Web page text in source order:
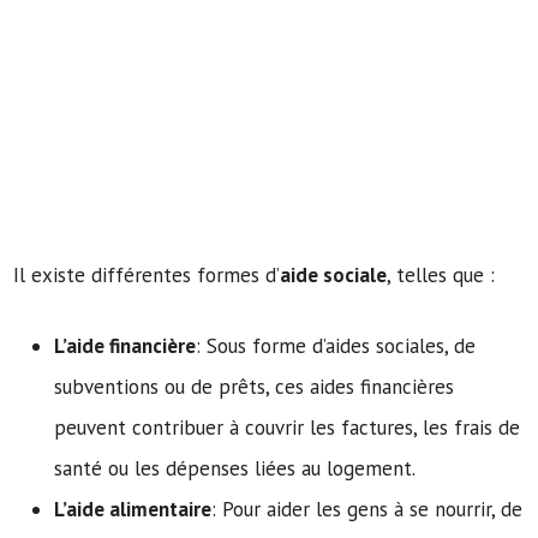
Il existe différentes formes d’aide sociale, telles que :
L’aide financière: Sous forme d’aides sociales, de
subventions ou de prêts, ces aides financières
peuvent contribuer à couvrir les factures, les frais de
santé ou les dépenses liées au logement.
L’aide alimentaire: Pour aider les gens à se nourrir, de